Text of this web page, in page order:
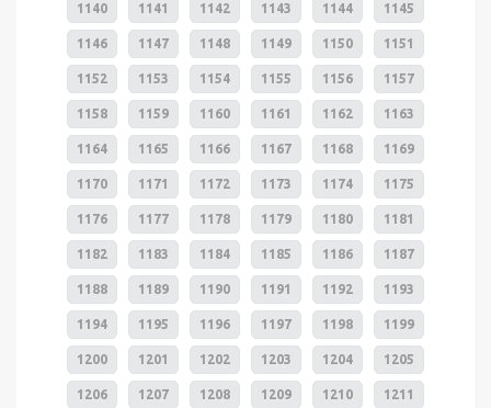
1140 1141 1142 1143 1144 1145
1146 1147 1148 1149 1150 1151
1152 1153 1154 1155 1156 1157
1158 1159 1160 1161 1162 1163
1164 1165 1166 1167 1168 1169
1170 1171 1172 1173 1174 1175
1176 1177 1178 1179 1180 1181
1182 1183 1184 1185 1186 1187
1188 1189 1190 1191 1192 1193
1194 1195 1196 1197 1198 1199
1200 1201 1202 1203 1204 1205
1206 1207 1208 1209 1210 1211